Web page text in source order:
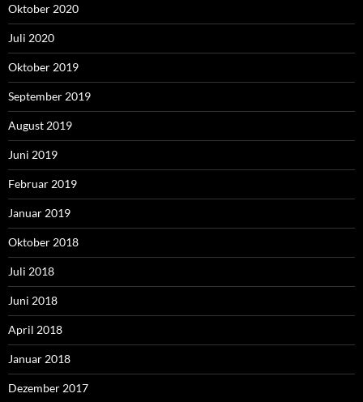
Oktober 2020
Juli 2020
Oktober 2019
September 2019
August 2019
Juni 2019
Februar 2019
Januar 2019
Oktober 2018
Juli 2018
Juni 2018
April 2018
Januar 2018
Dezember 2017